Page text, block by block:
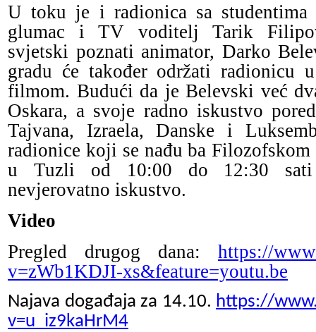
U toku je i radionica sa
glumac i TV voditelj Tarik
svjetski poznati animator, Darko
gradu će također održati radionicu
filmom. Budući da je Belevski već
Oskara, a svoje radno iskustvo
Tajvana, Izraela, Danske i
radionice koji se nađu ba
u Tuzli od 10:00 do 12:30 sati
nevjerovatno iskustvo.
Video
Pregled drugog dana: https://
v=zWb1KDJI-xs&feature=youtu.be
Najava događaja za 14.10. https://
v=u_iz9kaHrM4